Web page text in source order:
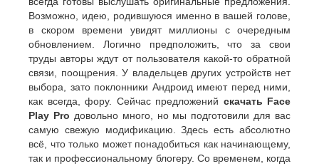
Возможно, идею, родившуюся именно в вашей голове,
в скором времени увидят миллионы с очередным
обновлением. Логично предположить, что за свои
труды авторы ждут от пользователя какой-то обратной
связи, поощрения. У владельцев других устройств нет
выбора, зато поклонники Андроид имеют перед ними,
как всегда, фору. Сейчас предложений скачать Face
Play Pro довольно много, но мы подготовили для вас
самую свежую модификацию. Здесь есть абсолютно
всё, что только может понадобиться как начинающему,
так и профессиональному блогеру. Со временем, когда